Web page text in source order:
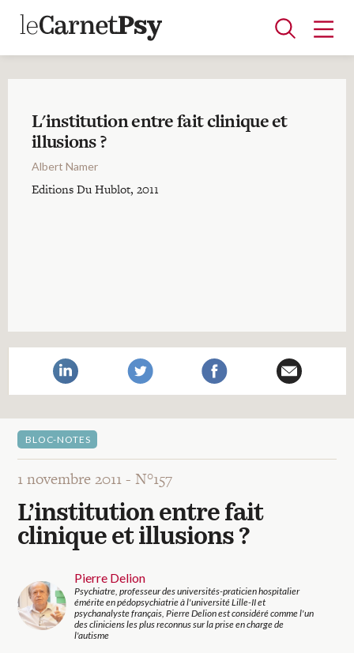
Articles
A la une
Adolescence
Dispositif
Enfance
Périnatalité
Psychanalyse
Psychopathologie
Soin
Dossiers
Recherches
Colloque
Mon panier
Mon compte
L'institution entre fait clinique et
illusions ?
Albert Namer
Editions Du Hublot, 2011
BLOC-NOTES
1 novembre 2011 -N°157
L’institution entre fait
clinique et illusions ?
Pierre Delion
Psychiatre, professeur des universités-praticien hospitalier
émérite en pédopsychiatrie à l'université Lille-II et
psychanalyste français, Pierre Delion est considéré comme l'un
des cliniciens les plus reconnus sur la prise en charge de
l'autisme